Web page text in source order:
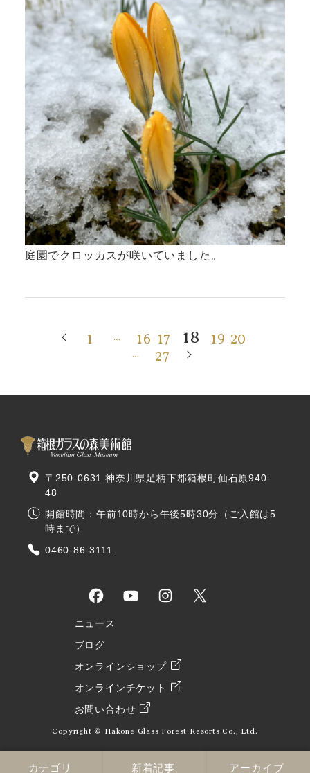
庭園でクロッカスが咲いていました。
1 … 16 17 18 19 20
… 27
カテゴリ 新着記事 アーカイブ
ニュース
ブログ
オンラインショップ
オンラインチケット
お問い合わせ
〒250-0631 神奈川県足柄下郡箱根町仙石原940-
48
開館時間：午前10時から午後5時30分（ご入館は5
時まで）
0460-86-3111
Copyright © Hakone Glass Forest Resorts Co., Ltd.